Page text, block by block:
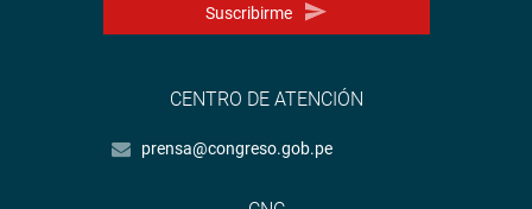
Suscribirme
CENTRO DE ATENCIÓN
prensa@congreso.gob.pe